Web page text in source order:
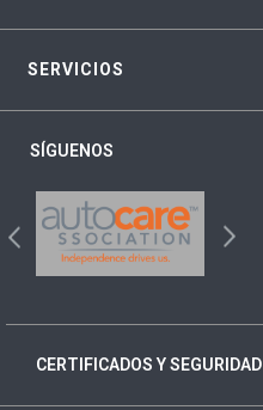
SERVICIOS
SÍGUENOS
CERTIFICADOS Y SEGURIDAD